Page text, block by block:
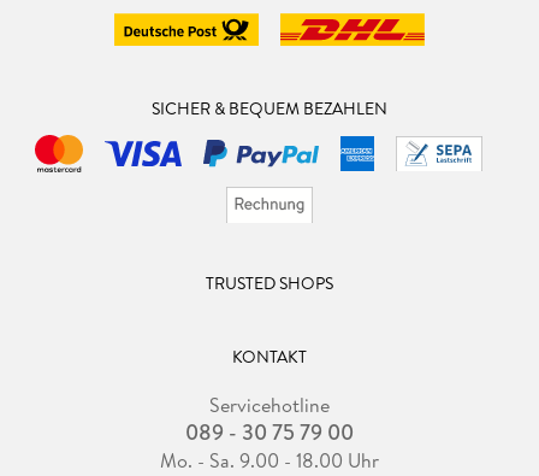
SICHER & BEQUEM BEZAHLEN
TRUSTED SHOPS
KONTAKT
Servicehotline
089 - 30 75 79 00
Mo. - Sa. 9.00 - 18.00 Uhr